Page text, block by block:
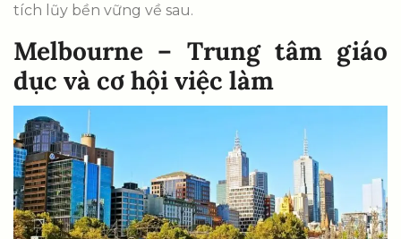
tích lũy bền vững về sau.
Melbourne – Trung tâm giáo
dục và cơ hội việc làm